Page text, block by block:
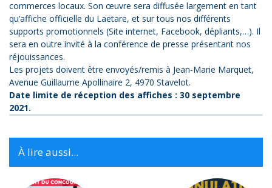
commerces locaux. Son œuvre sera diffusée largement en tant
qu’affiche officielle du Laetare, et sur tous nos différents
supports promotionnels (Site internet, Facebook, dépliants,…). Il
sera en outre invité à la conférence de presse présentant nos
réjouissances.
Les projets doivent être envoyés/remis à Jean-Marie Marquet,
Avenue Guillaume Apollinaire 2, 4970 Stavelot.
Date limite de réception des affiches : 30 septembre
2021.
À lire aussi...